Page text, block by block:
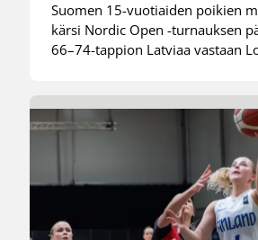
Suomen 15-vuotiaiden poikien
kärsi Nordic Open -turnauksen
66–74-tappion Latviaa vastaan